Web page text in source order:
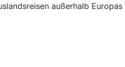
außerhalb